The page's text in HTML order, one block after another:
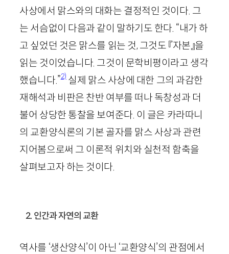
사상에서 맑스와의 대화는 결정적인 것이다. 그
는 서슴없이 다음과 같이 말하기도 한다. “내가 하
고 싶었던 것은 맑스를 읽는 것, 그것도 『자본』을
읽는 것이었습니다. 그것이 문학비평이라고 생각
했습니다.”2)실제 맑스 사상에 대한 그의 과감한
재해석과 비판은 찬반 여부를 떠나 독창성과 더
불어 상당한 통찰을 보여준다. 이 글은 카라따니
의 교환양식론의 기본 골자를 맑스 사상과 관련
지어봄으로써 그 이론적 위치와 실천적 함축을
살펴보고자 하는 것이다.
2. 인간과 자연의 교환
역사를 ‘생산양식’이 아닌 ‘교환양식’의 관점에서